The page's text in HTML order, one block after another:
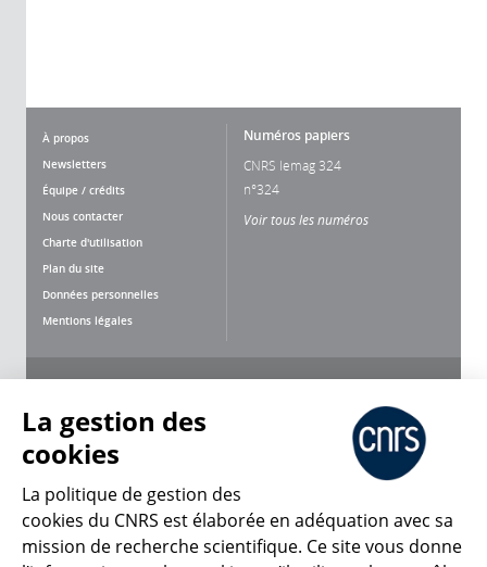
À propos
Newsletters
Équipe / crédits
Nous contacter
Charte d'utilisation
Plan du site
Données personnelles
Mentions légales
Numéros papiers
CNRS lemag 324
n°324
Voir tous les numéros
CNRS Le Mag
La gestion des
cookies
La politique de gestion des
cookies du CNRS est élaborée en adéquation avec sa
mission de recherche scientifique. Ce site vous donne